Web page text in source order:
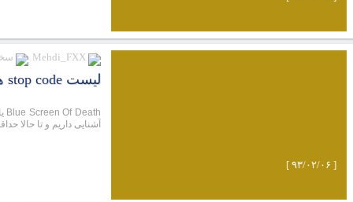
لیست stop code های رایج در بلو اسکرین ها (bsod)
آشنایی داریم و تا حالا
[ ۹۳/۰۲/۰۶ ]